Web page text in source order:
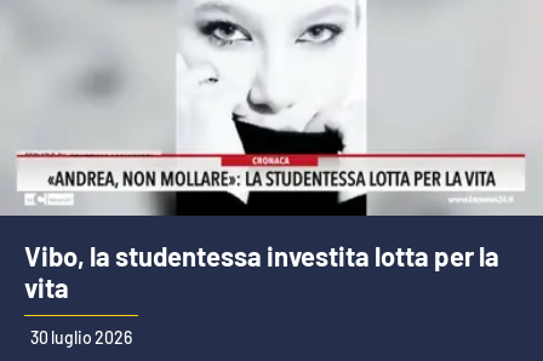
Vibo, la studentessa investita lotta per la
vita
30 luglio 2026